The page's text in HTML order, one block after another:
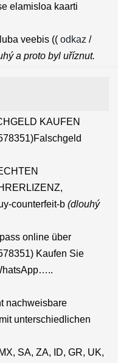
elamisloa kaarti
veebis (( odkaz /
a proto byl uříznut.
KAUFEN
counterfeit-b (dlouhý
online über
Kaufen Sie
nachweisbare
unterschiedlichen
SA, ZA, ID, GR, UK,